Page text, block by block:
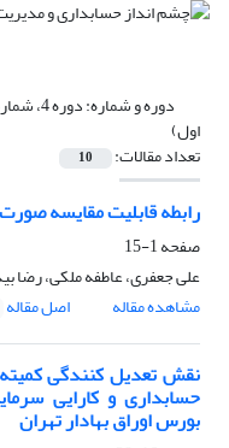
دوره و شماره:
اول)
تعداد مقالات: 10
رابطه قابلیت مقایسه
صفحه1-15
علی جعفری، عاطفه ملکی، رضا
مشاهده مقاله
اصل مقاله
نقش تعدیل کنندگی
حسابداری و کارایی
بورس اوراق بهادار تهران